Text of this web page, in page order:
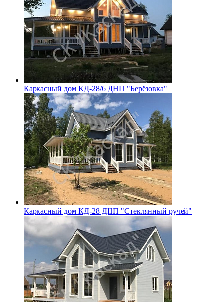
Каркасный дом КД-28/6 ДНП "Берёзовка"
Каркасный дом КД-28 ДНП "Стеклянный ручей"